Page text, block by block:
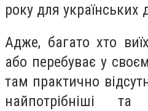
року для українських
Адже, багато хто
або перебуває у
там практично
найпотрібніші та